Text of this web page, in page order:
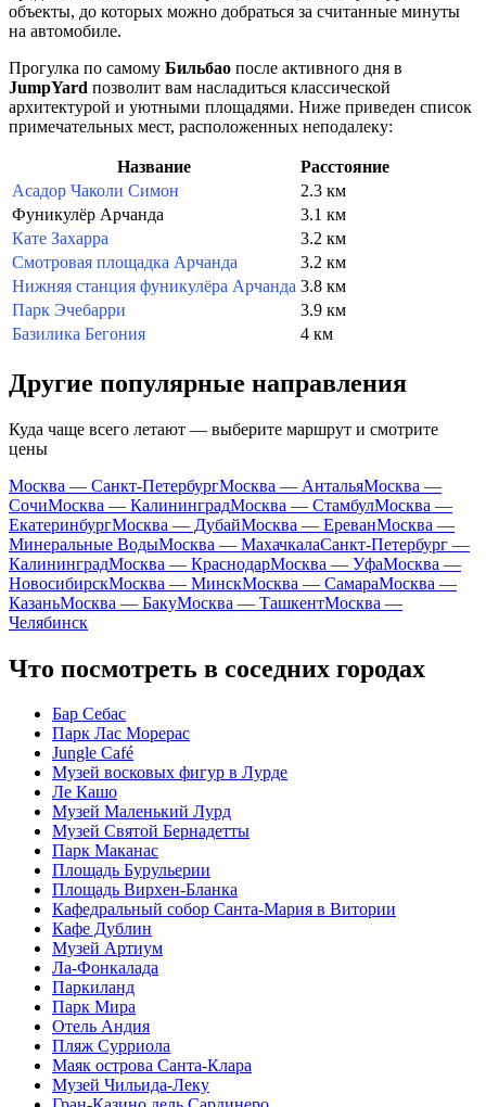
объекты, до которых можно добраться за считанные минуты
на автомобиле.
Прогулка по самому Бильбао после активного дня в
JumpYard позволит вам насладиться классической
архитектурой и уютными площадями. Ниже приведен список
примечательных мест, расположенных неподалеку:
Название
Расстояние
Асадор Чаколи Симон
2.3 км
Фуникулёр Арчанда
3.1 км
Кате Захарра
3.2 км
Смотровая площадка Арчанда
3.2 км
Нижняя станция фуникулёра Арчанда 3.8 км
Парк Эчебарри
3.9 км
Базилика Бегония
4 км
Другие популярные направления
Куда чаще всего летают — выберите маршрут и смотрите
цены
Москва — Санкт-ПетербургМосква — АнтальяМосква —
СочиМосква — КалининградМосква — СтамбулМосква —
ЕкатеринбургМосква — ДубайМосква — ЕреванМосква —
Минеральные ВодыМосква — МахачкалаСанкт-Петербург —
КалининградМосква — КраснодарМосква — УфаМосква —
НовосибирскМосква — МинскМосква — СамараМосква —
КазаньМосква — БакуМосква — ТашкентМосква —
Челябинск
Что посмотреть в соседних городах
Бар Себас
Парк Лас Морерас
Jungle Café
Музей восковых фигур в Лурде
Ле Кашо
Музей Маленький Лурд
Музей Святой Бернадетты
Парк Маканас
Площадь Бурульерии
Площадь Вирхен-Бланка
Кафедральный собор Санта-Мария в Витории
Кафе Дублин
Музей Артиум
Ла-Фонкалада
Паркиланд
Парк Мира
Отель Андия
Пляж Сурриола
Маяк острова Санта-Клара
Музей Чильида-Леку